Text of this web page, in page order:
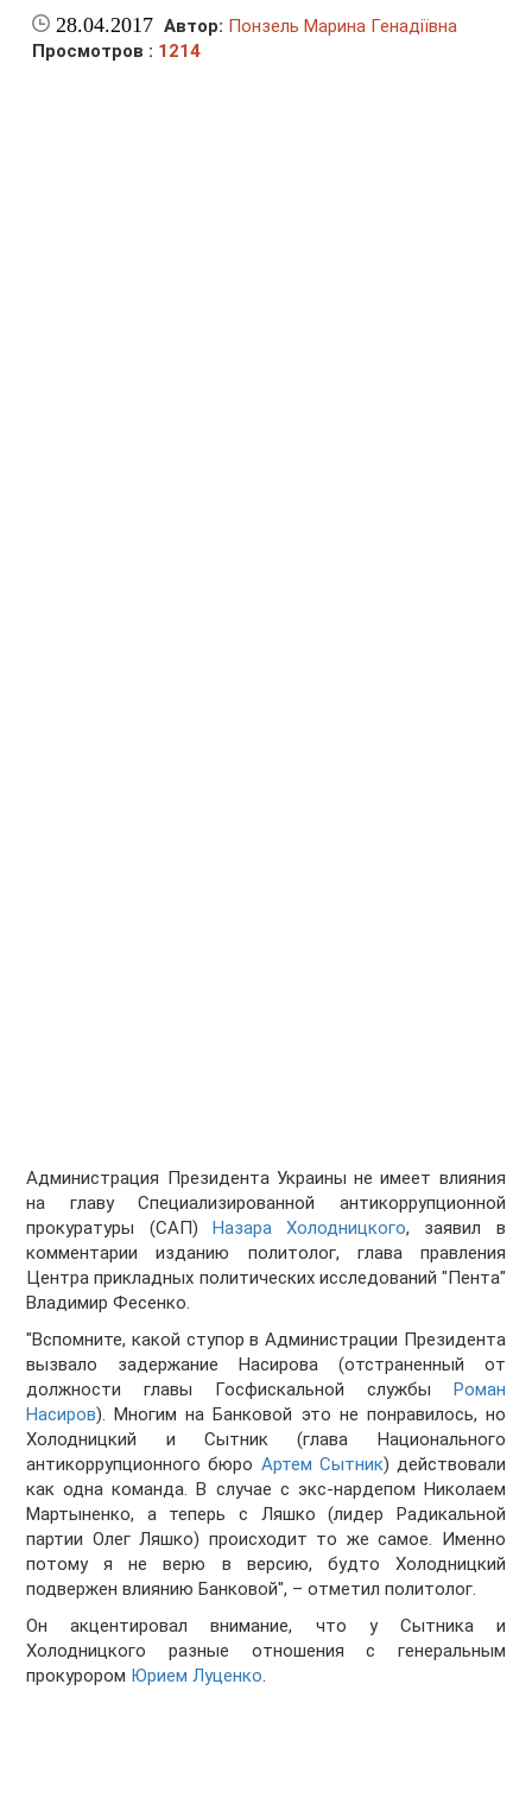
28.04.2017 Автор: Понзель Марина Генадіївна
Просмотров : 1214
Администрация Президента Украины не имеет влияния
на главу Специализированной антикоррупционной
прокуратуры (САП) Назара Холодницкого, заявил в
комментарии изданию политолог, глава правления
Центра прикладных политических исследований "Пента"
Владимир Фесенко.
"Вспомните, какой ступор в Администрации Президента
вызвало задержание Насирова (отстраненный от
должности главы Госфискальной службы Роман
Насиров). Многим на Банковой это не понравилось, но
Холодницкий и Сытник (глава Национального
антикоррупционного бюро Артем Сытник) действовали
как одна команда. В случае с экс-нардепом Николаем
Мартыненко, а теперь с Ляшко (лидер Радикальной
партии Олег Ляшко) происходит то же самое. Именно
потому я не верю в версию, будто Холодницкий
подвержен влиянию Банковой", – отметил политолог.
Он акцентировал внимание, что у Сытника и
Холодницкого разные отношения с генеральным
прокурором Юрием Луценко.